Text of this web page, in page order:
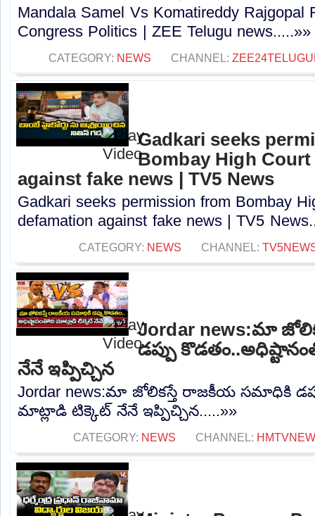
Mandala Samel Vs Komatireddy Rajgopal
Congress Politics | ZEE Telugu news.....»»
CATEGORY: NEWS CHANNEL:
Gadkari seeks
Bombay High
against fake news | TV5 News
Gadkari seeks permission from Bombay
defamation against fake news | TV5
CATEGORY: NEWS CHANNEL:
Jordar news:మా
డప్పు
నేనే ఇప్పిచ్చిన
Jordar news:మా జోలికస్తే రాజకీయ సమాధికి
మాట్లాడి టిక్కెట్ నేనే ఇప్పిచ్చిన.....»»
CATEGORY: NEWS CHANNEL: